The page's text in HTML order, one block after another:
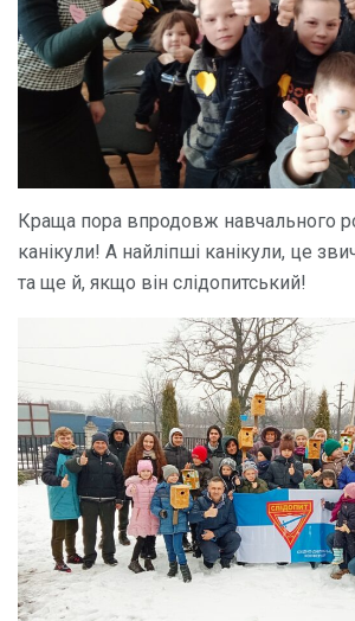
Краща пора впродовж навчального
канікули! А найліпші канікули, це
та ще й, якщо він слідопитський!